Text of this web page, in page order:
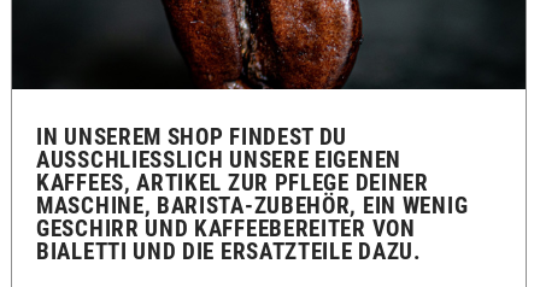
IN UNSEREM SHOP FINDEST DU
AUSSCHLIESSLICH UNSERE EIGENEN K
AFFEES, ARTIKEL ZUR PFLEGE DEINER M
ASCHINE, BARISTA-ZUBEHÖR, EIN WENIG G
ESCHIRR UND KAFFEEBEREITER VON B
IALETTI UND DIE ERSATZTEILE DAZU.